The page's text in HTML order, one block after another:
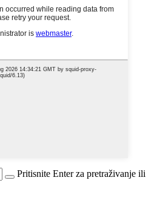
Pritisnite Enter za pretraživanje ili